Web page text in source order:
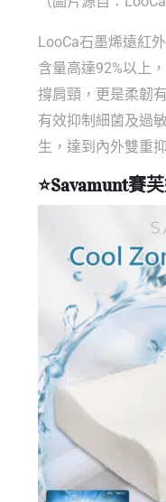
LooCa石墨烯遠紅
含量高達92%以上
撐肩頸，更是柔韌
有效抑制細菌及過
生，達到內外雙重
⭐Savamunt賽